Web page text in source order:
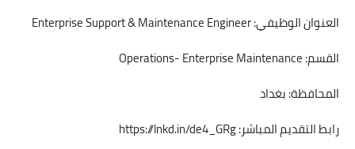
العنوان الوظيفي: Enterprise Support & Maintenance Engineer
القسم: Operations- Enterprise Maintenance
المحافظة: بغداد
رابط التقديم المباشر:https://lnkd.in/de4_GRg